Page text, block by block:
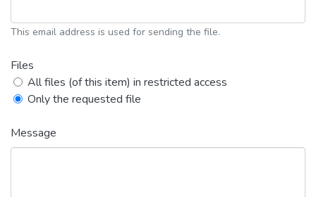
This email address is used for sending the file.
Files
All files (of this item) in restricted access
Only the requested file
Message